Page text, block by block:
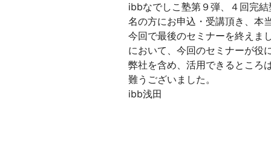
ibbなでしこ塾第９弾、４回完
名の方にお申込・受講頂き、本
今回で最後のセミナーを終えま
において、今回のセミナーが役
弊社を含め、活用できるところ
難うございました。
ibb浅田